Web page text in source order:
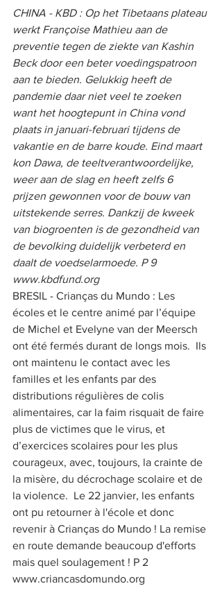
CHINA - KBD : Op het Tibetaans plateau
werkt Françoise Mathieu aan de
preventie tegen de ziekte van Kashin
Beck door een beter voedingspatroon
aan te bieden. Gelukkig heeft de
pandemie daar niet veel te zoeken
want het hoogtepunt in China vond
plaats in januari-februari tijdens de
vakantie en de barre koude. Eind maart
kon Dawa, de teeltverantwoordelijke,
weer aan de slag en heeft zelfs 6
prijzen gewonnen voor de bouw van
uitstekende serres. Dankzij de kweek
van biogroenten is de gezondheid van
de bevolking duidelijk verbeterd en
daalt de voedselarmoede. P 9
www.kbdfund.org
BRESIL - Crianças du Mundo : Les
écoles et le centre animé par l’équipe
de Michel et Evelyne van der Meersch
ont été fermés durant de longs mois.  Ils
ont maintenu le contact avec les
familles et les enfants par des
distributions régulières de colis
alimentaires, car la faim risquait de faire
plus de victimes que le virus, et
d’exercices scolaires pour les plus
courageux, avec, toujours, la crainte de
la misère, du décrochage scolaire et de
la violence.  Le 22 janvier, les enfants
ont pu retourner à l'école et donc
revenir à Crianças do Mundo ! La remise
en route demande beaucoup d'efforts
mais quel soulagement ! P 2
www.criancasdomundo.org